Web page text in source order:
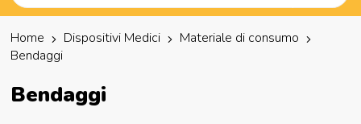
Home Dispositivi Medici
Materiale di consumo
Bendaggi
Bendaggi